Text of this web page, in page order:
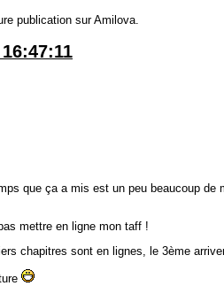
publication sur Amilova.
que ça a mis est un peu beaucoup
mettre en ligne mon taff !
chapitres sont en lignes, le 3ème